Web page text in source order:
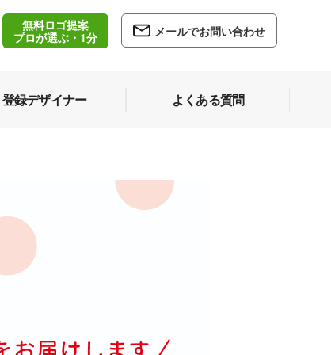
無料ロゴ提案
プロが選ぶ・1分
メールでお問い合わせ
登録デザイナー よくある質問